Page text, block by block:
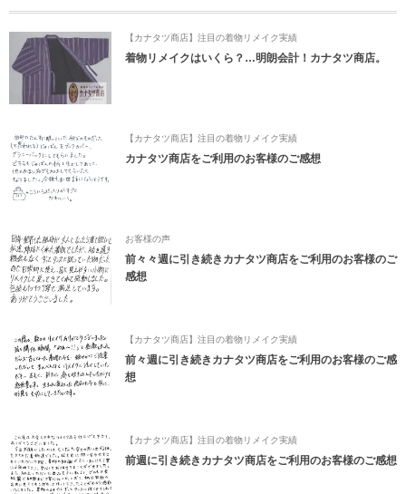
【カナタツ商店】注目の着物リメイク実績
着物リメイクはいくら？…明朗会計！カナタツ商店。
【カナタツ商店】注目の着物リメイク実績
カナタツ商店をご利用のお客様のご感想
お客様の声
前々々週に引き続きカナタツ商店をご利用のお客様のご
感想
【カナタツ商店】注目の着物リメイク実績
前々週に引き続きカナタツ商店をご利用のお客様のご感
想
【カナタツ商店】注目の着物リメイク実績
前週に引き続きカナタツ商店をご利用のお客様のご感想